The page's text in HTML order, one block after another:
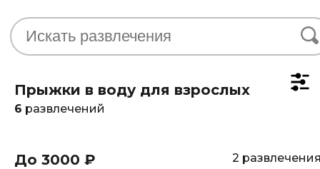
Прыжки в воду для взрослых
6 развлечений
До 3000 ₽ 2